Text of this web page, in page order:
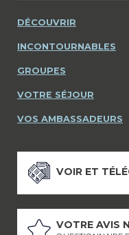
DÉCOUVRIR
INCONTOURNABLES
GROUPES
VOTRE SÉJOUR
VOS AMBASSADEURS
VOIR ET
VOTRE AVIS